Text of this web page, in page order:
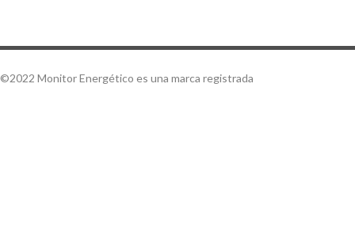
©2022 Monitor Energético es una marca registrada